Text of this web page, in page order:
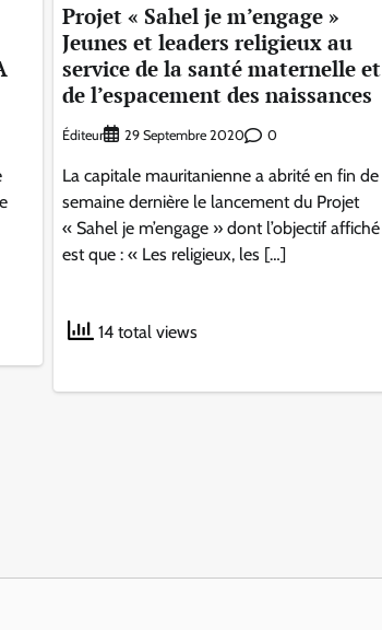
Projet « Sahel je m’engage »
Jeunes et leaders religieux au
service de la santé maternelle et
de l’espacement des naissances
Éditeur 29 Septembre 2020 0
La capitale mauritanienne a abrité en fin de
semaine dernière le lancement du Projet
« Sahel je m’engage » dont l’objectif affiché
est que : « Les religieux, les […]
14 total views